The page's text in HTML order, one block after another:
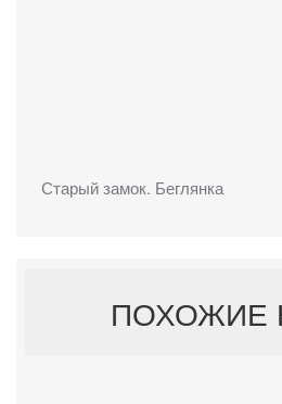
Старый замок. Беглянка
ПОХОЖИЕ